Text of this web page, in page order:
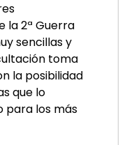
la 2ª Guerra
sencillas y
toma
la posibilidad
que lo
para los más